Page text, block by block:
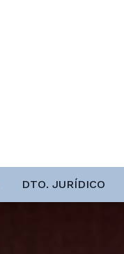
DTO. JURÍDICO